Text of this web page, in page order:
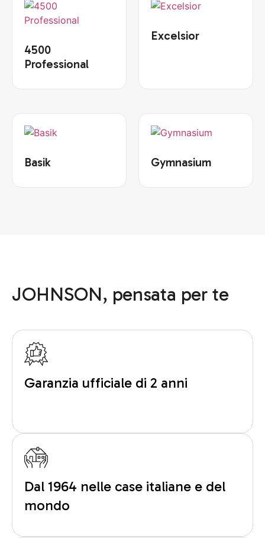
4500
Professional
Excelsior
Basik Gymnasium
JOHNSON, pensata per te
Garanzia ufficiale di 2 anni
Dal 1964 nelle case italiane e del
mondo